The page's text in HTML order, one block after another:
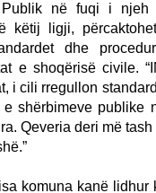
në fuqi i njeh
këtij ligji,
dhe
e shoqërisë civile.
i cili rregullon
shërbimeve publike
Qeveria deri më
komuna kanë lidhur